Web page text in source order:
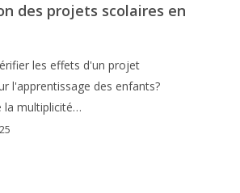
des projets scolaires en
les effets d'un projet
l'apprentissage des enfants?
la multiplicité…